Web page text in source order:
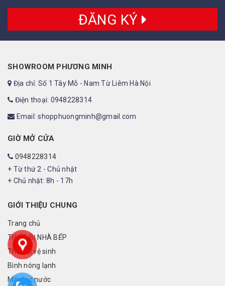
ĐĂNG KÝ
SHOWROOM PHƯƠNG MINH
Địa chỉ: Số 1 Tây Mỗ - Nam Từ Liêm Hà Nội
Điện thoại: 0948228314
Email: shopphuongminh@gmail.com
GIỜ MỞ CỬA
0948228314
+ Từ thứ 2 - Chủ nhật
+ Chủ nhật: 8h - 17h
GIỚI THIỆU CHUNG
Trang chủ
THIẾT BỊ NHÀ BẾP
Thiết bị vệ sinh
Bình nóng lạnh
Máy lọc nước